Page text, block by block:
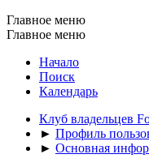
Главное меню
Главное меню
Начало
Поиск
Календарь
Клуб владельцев
► Профиль
► Основная